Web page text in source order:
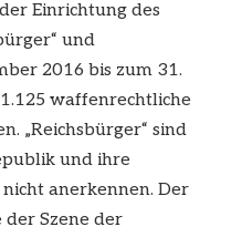
Einrichtung des
und
2016 bis zum 31.
waffenrechtliche
„Reichsbürger“ sind
und ihre
anerkennen. Der
der Szene der